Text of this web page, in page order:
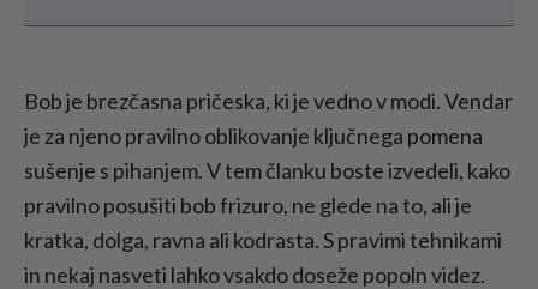
Kako posušiti večplastni bob?
Kako posušiti bob za večji volumen
Kako posušiti bob: Nasveti za sušenje boba s
pihanjem
Zaključek: Kako posušiti bob?
Bob je brezčasna pričeska, ki je vedno v modi. Vendar
je za njeno pravilno oblikovanje ključnega pomena
sušenje s pihanjem. V tem članku boste izvedeli, kako
pravilno posušiti bob frizuro, ne glede na to, ali je
kratka, dolga, ravna ali kodrasta. S pravimi tehnikami
in nekaj nasveti lahko vsakdo doseže popoln videz.